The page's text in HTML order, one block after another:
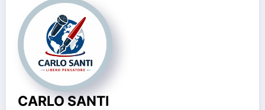
CARLO SANTI